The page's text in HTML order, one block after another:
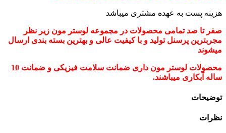
هزینه پست به عهده مشتری میباشد
صفر تا صد تمامی محصولات در مجموعه لوستر مون زیر نظر
مجربترین پرسنل تولید و با کیفیت عالی و بهترین بسته بندی ارسال
میشوند
محصولات لوستر مون داری ضمانت سلامت فیزیکی و ضمانت 10
ساله آبکاری میباشند.
توضیحات
نظرات